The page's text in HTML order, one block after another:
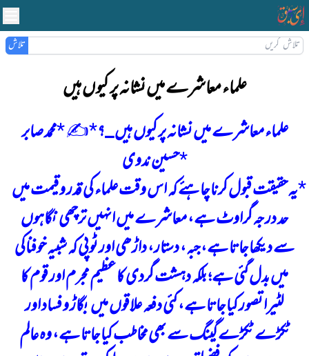
تلاش
علماء معاشرے میں نشانہ پر کیوں ہیں
علماء معاشرے میں نشانہ پر کیوں ہیں _؟*
✍ *محمد صابر
حسین ندوی*
یہ حقیقت قبول کرنا چاہئے کہ اس وقت علماء کی قدر و قیمت میں
حد درجہ گراوٹ ہے، معاشرے میں انہیں ترچھی نگاہوں
سے دیکھا جاتا ہے، جبہ، دستار، داڑھی اور ٹوپی کہ شبیہ خوفناکی
میں بدل گئی ہے؛ بلکہ دہشت گردی کا عظیم مجرم اور قوم کا
لٹیرا تصور کیا جاتا ہے، کئی دفعہ علاقوں میں بگاڑ و فساد اور
ٹکڑے ٹکڑے گینگ سے بھی مخاطب کیا جاتا ہے، وہ عالم